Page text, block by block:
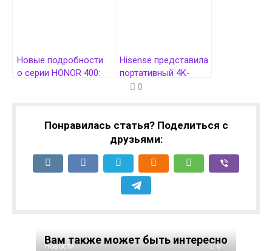
Новые подробности
о серии HONOR 400:
Hisense представила
портативный 4K-
лазерный проектор с
0
Понравилась статья? Поделиться с
друзьями:
Вам также может быть интересно
Новости 0